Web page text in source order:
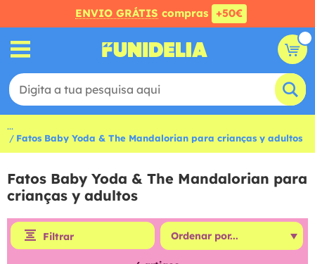
ENVIO GRÁTIS compras +50€
...
Fatos Baby Yoda & The Mandalorian para crianças y adultos
Fatos Baby Yoda & The Mandalorian para
crianças y adultos
Filtrar